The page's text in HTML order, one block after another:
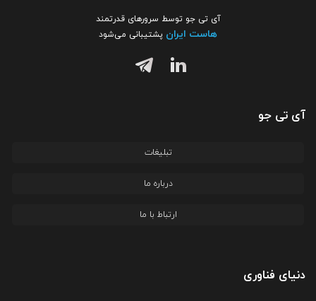
آی تی جو توسط سرورهای قدرتمند
هاست ایران پشتیبانی می‌شود
آی تی جو
تبلیغات
درباره ما
ارتباط با ما
دنیای فناوری